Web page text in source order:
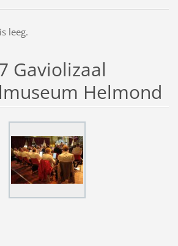
leeg.
Gaviolizaal
Helmond